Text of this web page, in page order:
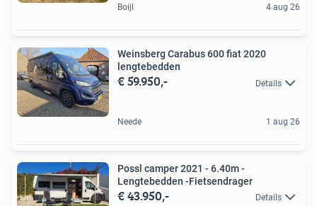
Boijl 4 aug 26
Weinsberg Carabus 600 fiat 2020
lengtebedden
€ 59.950,- Details
Neede 1 aug 26
Possl camper 2021 - 6.40m -
Lengtebedden -Fietsendrager
€ 43.950,- Details